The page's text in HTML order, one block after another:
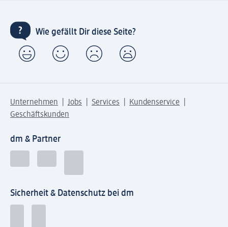
Wie gefällt Dir diese Seite?
Unternehmen Jobs Services
Kundenservice
Geschäftskunden
dm & Partner
Sicherheit & Datenschutz bei dm